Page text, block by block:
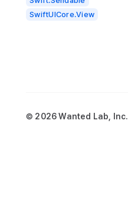
SwiftUICore.View
© 2026 Wanted Lab, Inc.